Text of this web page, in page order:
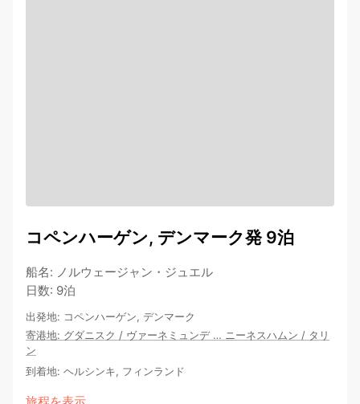
コペンハーゲン, デンマーク発 9泊
船名: ノルウェージャン・ジュエル
日数: 9泊
出発地: コペンハーゲン, デンマーク
寄港地: グダニスク / ヴァーネミュンデ… ニーネスハムン / タリ
ン
到着地: ヘルシンキ, フィンランド
旅程を表示